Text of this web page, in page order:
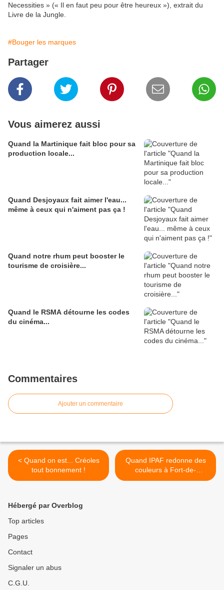
Necessities » (« Il en faut peu pour être heureux »), extrait du
Livre de la Jungle.
#Bouger les marques
Partager
Vous aimerez aussi
Quand la Martinique fait bloc pour sa
production locale...
Quand Desjoyaux fait aimer l'eau...
même à ceux qui n'aiment pas ça !
Quand notre rhum peut booster le
tourisme de croisière...
Quand le RSMA détourne les codes
du cinéma...
Commentaires
Ajouter un commentaire
< Quand on est... Créoles
tout bonnement !
Quand IPAF redonne des
couleurs à Fort-de-
France... >
Hébergé par Overblog
Top articles
Pages
Contact
Signaler un abus
C.G.U.